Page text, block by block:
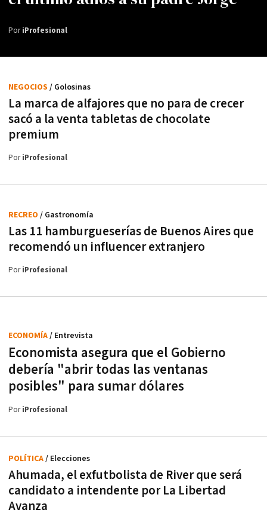
PoriProfesional
La marca de alfajores que no para de crecer
sacó a la venta tabletas de chocolate
premium
NEGOCIOS / Golosinas
PoriProfesional
Las 11 hamburgueserías de Buenos Aires que
recomendó un influencer extranjero
RECREO / Gastronomía
PoriProfesional
Economista asegura que el Gobierno
debería "abrir todas las ventanas
posibles" para sumar dólares
ECONOMÍA/ Entrevista
PoriProfesional
Ahumada, el exfutbolista de River que será
candidato a intendente por La Libertad
Avanza
POLÍTICA/ Elecciones